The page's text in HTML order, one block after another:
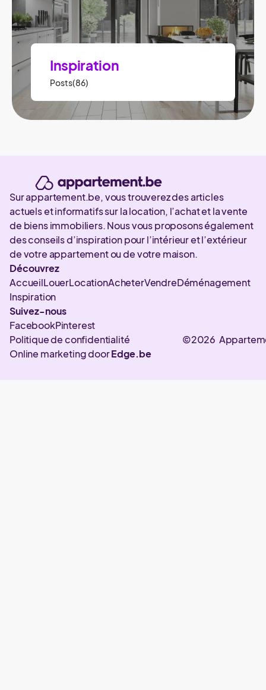
Inspiration
Posts(86)
Sur appartement.be, vous trouverez des articles
actuels et informatifs sur la location, l’achat et la vente
de biens immobiliers. Nous vous proposons également
des conseils d’inspiration pour l’intérieur et l’extérieur
de votre appartement ou de votre maison.
Découvrez
AccueilLouerLocationAcheterVendreDéménagement
Inspiration
Suivez-nous
FacebookPinterest
©2026
Politique de confidentialité
Online marketing doorEdge.be